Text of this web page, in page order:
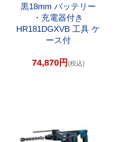
黒18mm バッテリー
・充電器付き
HR181DGXVB 工具 ケ
ース付
74,870円 (税込)